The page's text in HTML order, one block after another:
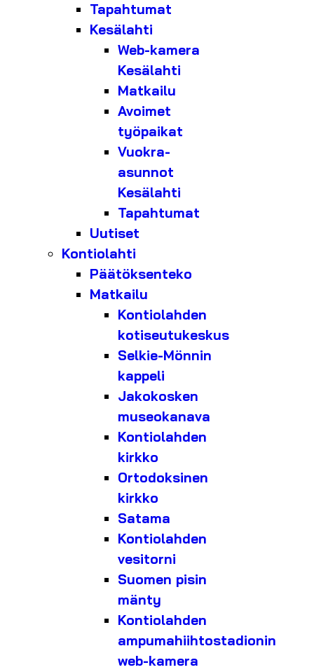
Tapahtumat
Kesälahti
Web-kamera
Kesälahti
Matkailu
Avoimet
työpaikat
Vuokra-
asunnot
Kesälahti
Tapahtumat
Uutiset
Kontiolahti
Päätöksenteko
Matkailu
Kontiolahden
kotiseutukeskus
Selkie-Mönnin
kappeli
Jakokosken
museokanava
Kontiolahden
kirkko
Ortodoksinen
kirkko
Satama
Kontiolahden
vesitorni
Suomen pisin
mänty
Kontiolahden
ampumahiihtostadionin
web-kamera